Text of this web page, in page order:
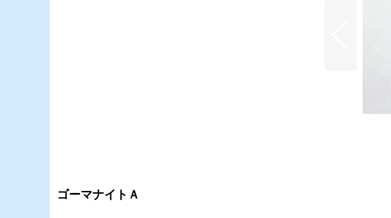
ゴーマナイトＡ